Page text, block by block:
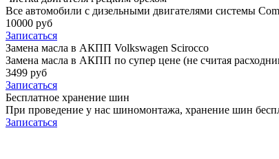
Все автомобили c дизельными двигателями системы
10000 руб
Записаться
Замена масла в АКПП Volkswagen Scirocco
Замена масла в АКПП по супер цене (не считая
3499 руб
Записаться
Бесплатное хранение шин
При проведение у нас шиномонтажа, хранение шин
Записаться